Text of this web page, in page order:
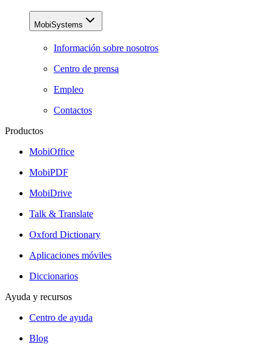
MobiSystems
Información sobre nosotros
Centro de prensa
Empleo
Contactos
Productos
MobiOffice
MobiPDF
MobiDrive
Talk & Translate
Oxford Dictionary
Aplicaciones móviles
Diccionarios
Ayuda y recursos
Centro de ayuda
Blog